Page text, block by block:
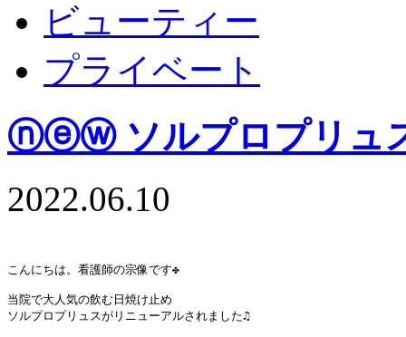
ビューティー
プライベート
ⓝⓔⓦ ソルプロプリュ
2022.06.10
こんにちは。看護師の宗像です✤
当院で大人気の飲む日焼け止め
ソルプロプリュスがリニューアルされました♫